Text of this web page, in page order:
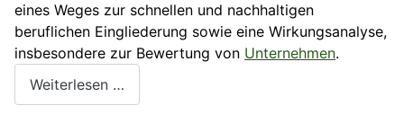
eines Weges zur schnellen und nachhaltigen
beruflichen Eingliederung sowie eine Wirkungsanalyse,
insbesondere zur Bewertung von Unternehmen.
Weiterlesen …